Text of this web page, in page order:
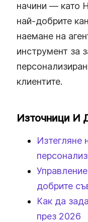
начини — като
най-добрите
наемане на
инструмент за
клиентите.
Източници И
Изтегляне
добрите
Как да
през 2026